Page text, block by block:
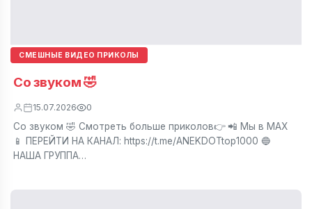
СМЕШНЫЕ ВИДЕО ПРИКОЛЫ
Со звуком 🤣
15.07.2026 0
Со звуком 🤣 Смотреть больше приколов👉 📲 Мы в МАХ
📱 ПЕРЕЙТИ НА КАНАЛ: https://t.me/ANEKDOTtop1000 🔵
НАША ГРУППА…